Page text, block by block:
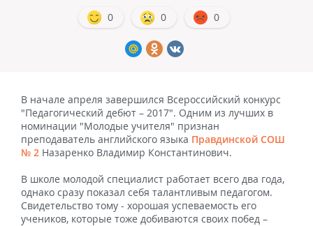
0 0 0
В начале апреля завершился Всероссийский конкурс
"Педагогический дебют – 2017". Одним из лучших в
номинации "Молодые учителя" признан
преподаватель английского языка Правдинской СОШ
№ 2 Назаренко Владимир Константинович.
В школе молодой специалист работает всего два года,
однако сразу показал себя талантливым педагогом.
Свидетельство тому - хорошая успеваемость его
учеников, которые тоже добиваются своих побед –